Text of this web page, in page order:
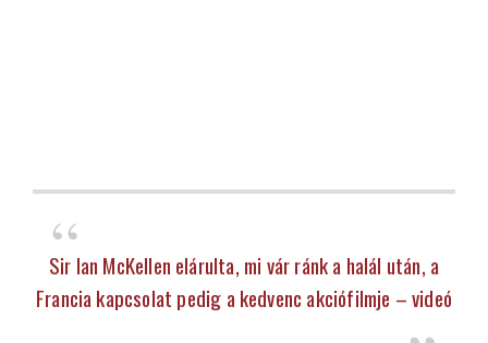
Sir Ian McKellen elárulta, mi vár ránk a halál után, a
Francia kapcsolat pedig a kedvenc akciófilmje – videó